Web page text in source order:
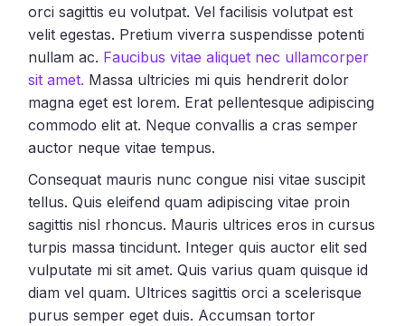
orci sagittis eu volutpat. Vel facilisis volutpat est
velit egestas. Pretium viverra suspendisse potenti
nullam ac. Faucibus vitae aliquet nec ullamcorper
sit amet. Massa ultricies mi quis hendrerit dolor
magna eget est lorem. Erat pellentesque adipiscing
commodo elit at. Neque convallis a cras semper
auctor neque vitae tempus.
Consequat mauris nunc congue nisi vitae suscipit
tellus. Quis eleifend quam adipiscing vitae proin
sagittis nisl rhoncus. Mauris ultrices eros in cursus
turpis massa tincidunt. Integer quis auctor elit sed
vulputate mi sit amet. Quis varius quam quisque id
diam vel quam. Ultrices sagittis orci a scelerisque
purus semper eget duis. Accumsan tortor